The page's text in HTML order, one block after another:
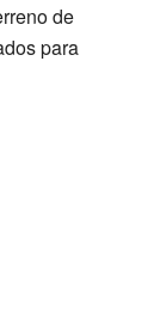
de
para